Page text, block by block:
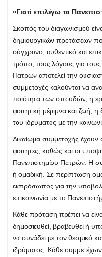
«Γιατί επιλέγω το
Σκοπός του διαγωνισμού
δημιουργικών προτάσεων
σύγχρονο, αυθεντικό και
τρόπο, τους λόγους για
Πατρών αποτελεί την
συμμετοχές καλούνται να
ποιότητα των σπουδών, η
φοιτητική μέριμνα και ζωή,
του ιδρύματος με την
Δικαίωμα συμμετοχής έχουν
φοιτητές, καθώς και οι
Πανεπιστημίου Πατρών. Η
ή ομαδική. Σε περίπτωση
εκπρόσωπος για την
επικοινωνία με το
Κάθε πρόταση πρέπει να
δημοσιευθεί, βραβευθεί ή
να συνάδει με τον θεσμικό
ιδρύματος. Κάθε